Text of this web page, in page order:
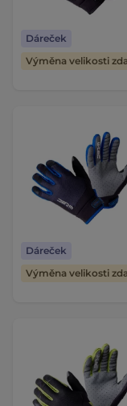
Dáreček
Dáreček